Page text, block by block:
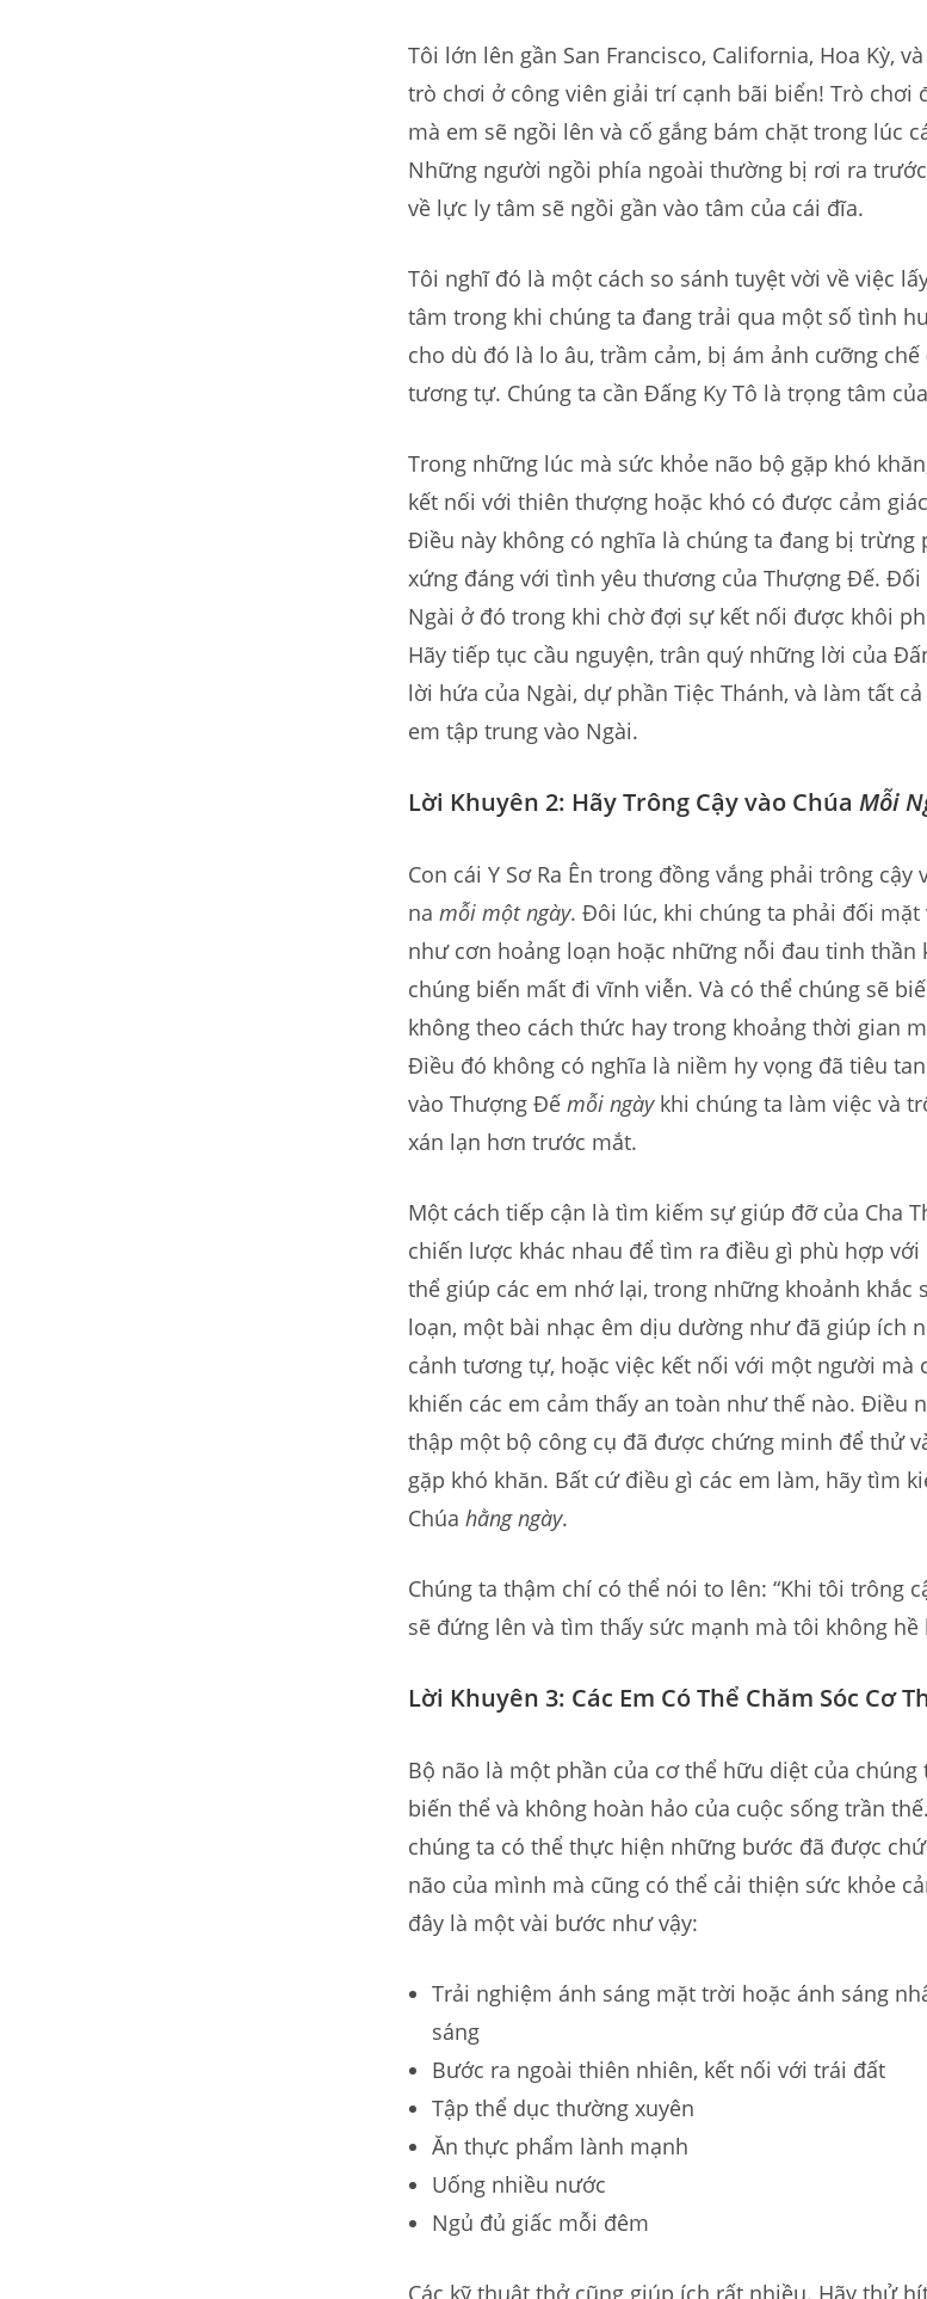
Tôi lớn lên gần San Francisco, California, Hoa Kỳ,
trò chơi ở công viên giải trí cạnh bãi biển! Trò chơi
mà em sẽ ngồi lên và cố gắng bám chặt trong lúc
Những người ngồi phía ngoài thường bị rơi ra
về lực ly tâm sẽ ngồi gần vào tâm của cái đĩa.
Tôi nghĩ đó là một cách so sánh tuyệt vời về việc
tâm trong khi chúng ta đang trải qua một số tình
cho dù đó là lo âu, trầm cảm, bị ám ảnh cưỡng chế
tương tự. Chúng ta cần Đấng Ky Tô là trọng tâm
Trong những lúc mà sức khỏe não bộ gặp khó
kết nối với thiên thượng hoặc khó có được cảm
Điều này không có nghĩa là chúng ta đang bị trừng
xứng đáng với tình yêu thương của Thượng Đế.
Ngài ở đó trong khi chờ đợi sự kết nối được khôi
Hãy tiếp tục cầu nguyện, trân quý những lời của
lời hứa của Ngài, dự phần Tiệc Thánh, và làm tất
em tập trung vào Ngài.
Lời Khuyên 2: Hãy Trông Cậy vào Chúa Mỗi
Con cái Y Sơ Ra Ên trong đồng vắng phải trông cậy
na mỗi một ngày. Đôi lúc, khi chúng ta phải đối
như cơn hoảng loạn hoặc những nỗi đau tinh thần
chúng biến mất đi vĩnh viễn. Và có thể chúng sẽ
không theo cách thức hay trong khoảng thời gian
Điều đó không có nghĩa là niềm hy vọng đã tiêu
vào Thượng Đế mỗi ngàykhi chúng ta làm việc và
xán lạn hơn trước mắt.
Một cách tiếp cận là tìm kiếm sự giúp đỡ của Cha
chiến lược khác nhau để tìm ra điều gì phù hợp với
thể giúp các em nhớ lại, trong những khoảnh khắc
loạn, một bài nhạc êm dịu dường như đã giúp ích
cảnh tương tự, hoặc việc kết nối với một người mà
khiến các em cảm thấy an toàn như thế nào. Điều
thập một bộ công cụ đã được chứng minh để thử
gặp khó khăn. Bất cứ điều gì các em làm, hãy tìm
Chúa hằng ngày.
Chúng ta thậm chí có thể nói to lên: “Khi tôi trông
sẽ đứng lên và tìm thấy sức mạnh mà tôi không
Lời Khuyên 3: Các Em Có Thể Chăm Sóc Cơ
Bộ não là một phần của cơ thể hữu diệt của
biến thể và không hoàn hảo của cuộc sống trần
chúng ta có thể thực hiện những bước đã được
não của mình mà cũng có thể cải thiện sức khỏe
đây là một vài bước như vậy:
Trải nghiệm ánh sáng mặt trời hoặc ánh sáng
sáng
Bước ra ngoài thiên nhiên, kết nối với trái đất
Tập thể dục thường xuyên
Ăn thực phẩm lành mạnh
Uống nhiều nước
Ngủ đủ giấc mỗi đêm
Các kỹ thuật thở cũng giúp ích rất nhiều. Hãy thử